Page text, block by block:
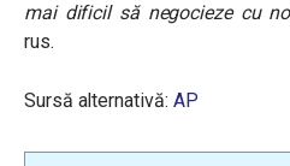
mai dificil să negocieze cu
rus.
Sursă alternativă: AP